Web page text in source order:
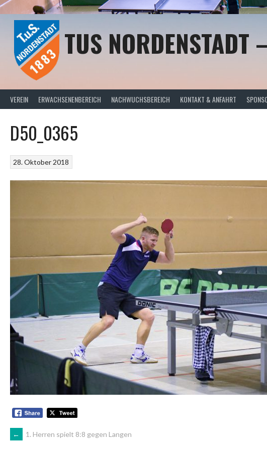
Springe
zum
TUS NORDENSTADT
VEREIN ERWACHSENENBEREICH NACHWUCHSBEREICH KONTAKT & ANFAHRT
D50_0365
28. Oktober 2018
ARTIKEL-
← 1. Herren spielt 8:8 gegen Langen